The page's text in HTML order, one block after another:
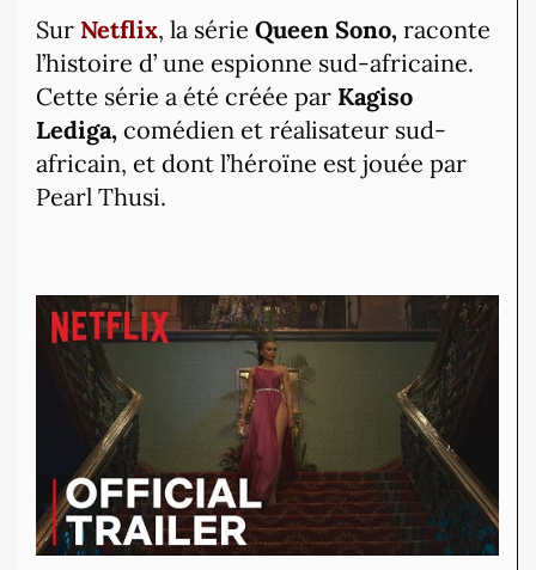
Sur Netflix, la série Queen Sono, raconte
l’histoire d’ une espionne sud-africaine.
Cette série a été créée par Kagiso
Lediga, comédien et réalisateur sud-
africain, et dont l’héroïne est jouée par
Pearl Thusi.